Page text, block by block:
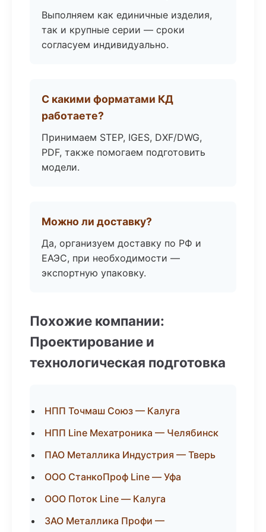
Выполняем как единичные изделия,
так и крупные серии — сроки
согласуем индивидуально.
С какими форматами КД
работаете?
Принимаем STEP, IGES, DXF/DWG,
PDF, также помогаем подготовить
модели.
Можно ли доставку?
Да, организуем доставку по РФ и
ЕАЭС, при необходимости —
экспортную упаковку.
Похожие компании:
Проектирование и
технологическая подготовка
НПП Точмаш Союз — Калуга
НПП Line Мехатроника — Челябинск
ПАО Металлика Индустрия — Тверь
ООО СтанкоПроф Line — Уфа
ООО Поток Line — Калуга
ЗАО Металлика Профи —